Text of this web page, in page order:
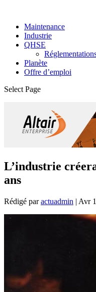
Maintenance
Industrie
QHSE
Planète
Offre d’emploi
Select Page
L’industrie
ans
Rédigé paractuadmin | Avr